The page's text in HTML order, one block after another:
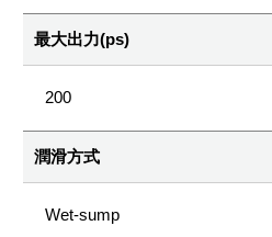
最大出力(ps)
200
潤滑方式
Wet-sump